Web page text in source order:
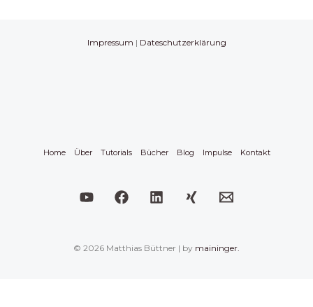
Impressum | Dateschutzerklärung
Home Über Tutorials Bücher Blog Impulse Kontakt
© 2026 Matthias Büttner | by maininger.